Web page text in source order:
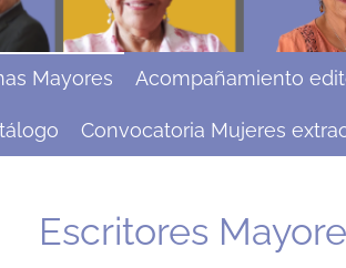
Mayores Acompañamiento
Convocatoria Mujeres
Escritores